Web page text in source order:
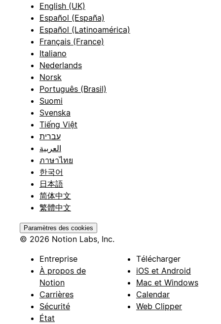
English (UK)
Español (España)
Español (Latinoamérica)
Français (France)
Italiano
Nederlands
Norsk
Português (Brasil)
Suomi
Svenska
Tiếng Việt
עברית
العربية
ภาษาไทย
한국어
日本語
简体中文
繁體中文
Paramètres des cookies
© 2026 Notion Labs, Inc.
Entreprise
À propos de
Notion
Carrières
Sécurité
État
Télécharger
iOS et Android
Mac et Windows
Calendar
Web Clipper